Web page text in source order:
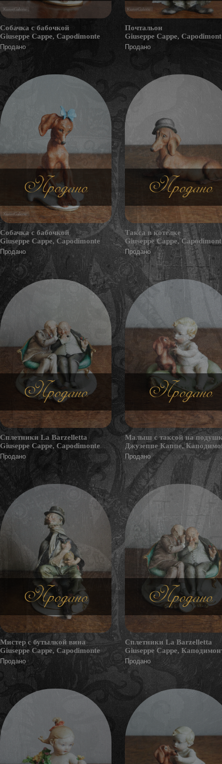
Собачка с бабочкой
Giuseppe Cappe, Capodimonte
Продано
Почтальон
Giuseppe Cappe,
Продано
Продано
Собачка с бабочкой
Giuseppe Cappe, Capodimonte
Продано
Продано
Такса в котелке
Giuseppe Cappe,
Продано
Продано
Сплетники La Barzelletta
Giuseppe Cappe, Capodimonte
Продано
Продано
Малыш с таксой на
Джузеппе Каппе,
Продано
Продано
Мистер с бутылкой вина
Giuseppe Cappe, Capodimonte
Продано
Продано
Сплетники La Barzelletta
Giuseppe Cappe,
Продано